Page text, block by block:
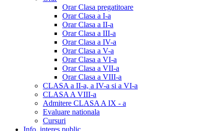
Orar Clasa pregatitoare
Orar Clasa a I-a
Orar Clasa a II-a
Orar Clasa a III-a
Orar Clasa a IV-a
Orar Clasa a V-a
Orar Clasa a VI-a
Orar Clasa a VII-a
Orar Clasa a VIII-a
CLASA a II-a, a IV-a si a VI-a
CLASA A VIII-a
Admitere CLASA A IX - a
Evaluare nationala
Cursuri
Info. interes public